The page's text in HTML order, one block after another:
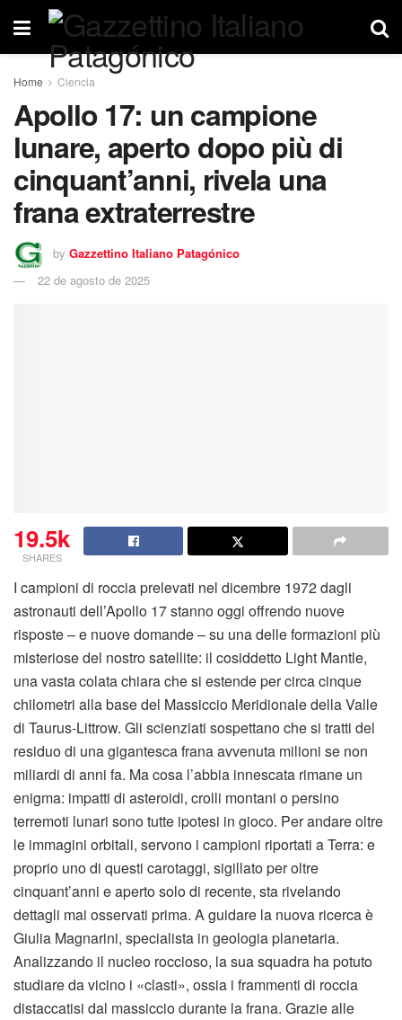
Home Ciencia
Apollo 17: un campione
lunare, aperto dopo più di
cinquant’anni, rivela una
frana extraterrestre
by Gazzettino Italiano Patagónico
22 de agosto de 2025
19.5k
SHARES
I campioni di roccia prelevati nel dicembre 1972 dagli
astronauti dell’Apollo 17 stanno oggi offrendo nuove
risposte – e nuove domande – su una delle formazioni più
misteriose del nostro satellite: il cosiddetto Light Mantle,
una vasta colata chiara che si estende per circa cinque
chilometri alla base del Massiccio Meridionale della Valle
di Taurus-Littrow. Gli scienziati sospettano che si tratti del
residuo di una gigantesca frana avvenuta milioni se non
miliardi di anni fa. Ma cosa l’abbia innescata rimane un
enigma: impatti di asteroidi, crolli montani o persino
terremoti lunari sono tutte ipotesi in gioco. Per andare oltre
le immagini orbitali, servono i campioni riportati a Terra: e
proprio uno di questi carotaggi, sigillato per oltre
cinquant’anni e aperto solo di recente, sta rivelando
dettagli mai osservati prima. A guidare la nuova ricerca è
Giulia Magnarini, specialista in geologia planetaria.
Analizzando il nucleo roccioso, la sua squadra ha potuto
studiare da vicino i «clasti», ossia i frammenti di roccia
distaccatisi dal massiccio durante la frana. Grazie alle